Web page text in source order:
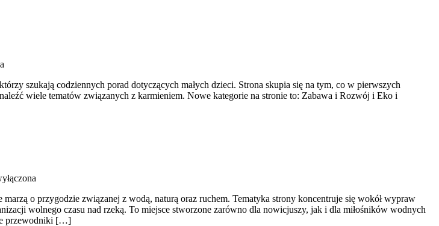
szukają codziennych porad dotyczących małych dzieci. Strona skupia się na tym, co w pierwszych
wiele tematów związanych z karmieniem. Nowe kategorie na stronie to: Zabawa i Rozwój i Eko i
o przygodzie związanej z wodą, naturą oraz ruchem. Tematyka strony koncentruje się wokół wypraw
wolnego czasu nad rzeką. To miejsce stworzone zarówno dla nowicjuszy, jak i dla miłośników wodnych
przewodniki […]